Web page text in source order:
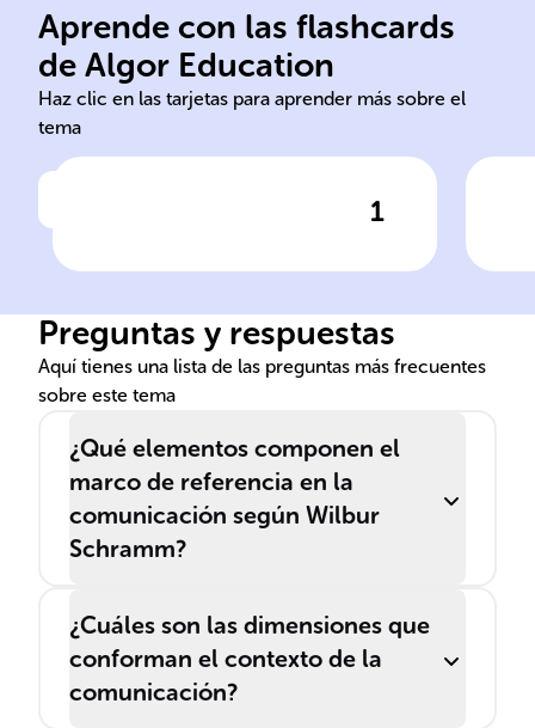
Aprende con las flashcards
de Algor Education
Haz clic en las tarjetas para aprender más sobre el
tema
1
referencia
Haz clic para comprobar la respuesta
Clave para interpretar
mensajes; se basa en
experiencias y valores
Preguntas y respuestas
Aquí tienes una lista de las preguntas más frecuentes
sobre este tema
¿Qué elementos componen el
marco de referencia en la
comunicación según Wilbur
Schramm?
¿Cuáles son las dimensiones que
conforman el contexto de la
comunicación?